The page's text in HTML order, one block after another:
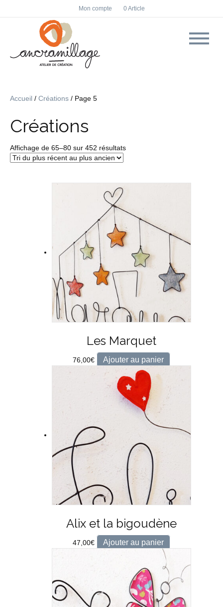
F
a
c
I
n
s
Mon compte 0 Article
Accueil / Créations / Page 5
Créations
Affichage de 65–80 sur 452 résultatsTrié
au
Les Marquet
76,00€ Ajouter au panier
Alix et la bigoudène
47,00€ Ajouter au panier